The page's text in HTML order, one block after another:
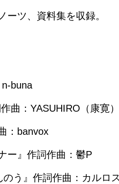
ーツ、資料集を収録。
n-buna
作曲：YASUHIRO（康寛）
：banvox
ー』作詞作曲：鬱P
のう』作詞作曲：カルロ